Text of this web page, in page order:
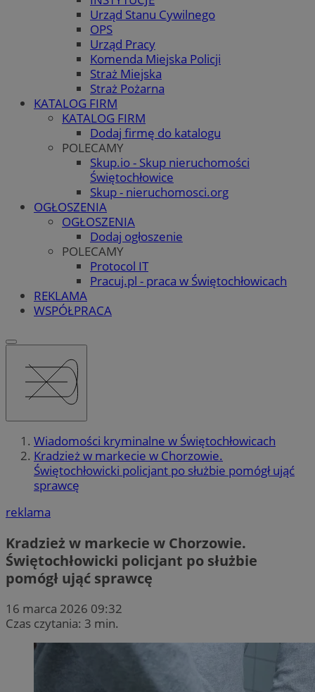
Urząd Stanu Cywilnego
OPS
Urząd Pracy
Komenda Miejska Policji
Straż Miejska
Straż Pożarna
KATALOG FIRM
KATALOG FIRM
Dodaj firmę do katalogu
POLECAMY
Skup.io - Skup nieruchomości
Świętochłowice
Skup - nieruchomosci.org
OGŁOSZENIA
OGŁOSZENIA
Dodaj ogłoszenie
POLECAMY
Protocol IT
Pracuj.pl - praca w Świętochłowicach
REKLAMA
WSPÓŁPRACA
Wiadomości kryminalne w Świętochłowicach
Kradzież w markecie w Chorzowie.
Świętochłowicki policjant po służbie pomógł ująć
sprawcę
reklama
Kradzież w markecie w Chorzowie.
Świętochłowicki policjant po służbie
pomógł ująć sprawcę
16 marca 2026 09:32
Czas czytania: 3 min.